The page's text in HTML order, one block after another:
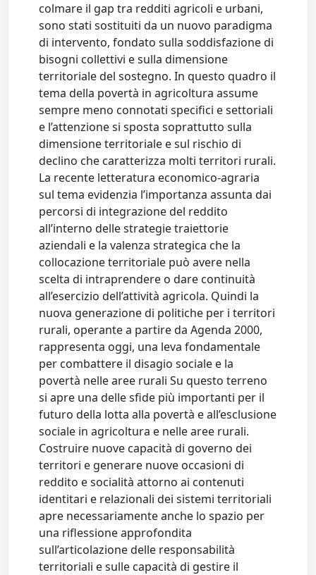
colmare il gap tra redditi agricoli e urbani,
sono stati sostituiti da un nuovo paradigma
di intervento, fondato sulla soddisfazione di
bisogni collettivi e sulla dimensione
territoriale del sostegno. In questo quadro il
tema della povertà in agricoltura assume
sempre meno connotati specifici e settoriali
e l’attenzione si sposta soprattutto sulla
dimensione territoriale e sul rischio di
declino che caratterizza molti territori rurali.
La recente letteratura economico-agraria
sul tema evidenzia l’importanza assunta dai
percorsi di integrazione del reddito
all’interno delle strategie traiettorie
aziendali e la valenza strategica che la
collocazione territoriale può avere nella
scelta di intraprendere o dare continuità
all’esercizio dell’attività agricola. Quindi la
nuova generazione di politiche per i territori
rurali, operante a partire da Agenda 2000,
rappresenta oggi, una leva fondamentale
per combattere il disagio sociale e la
povertà nelle aree rurali Su questo terreno
si apre una delle sfide più importanti per il
futuro della lotta alla povertà e all’esclusione
sociale in agricoltura e nelle aree rurali.
Costruire nuove capacità di governo dei
territori e generare nuove occasioni di
reddito e socialità attorno ai contenuti
identitari e relazionali dei sistemi territoriali
apre necessariamente anche lo spazio per
una riflessione approfondita
sull’articolazione delle responsabilità
territoriali e sulle capacità di gestire il